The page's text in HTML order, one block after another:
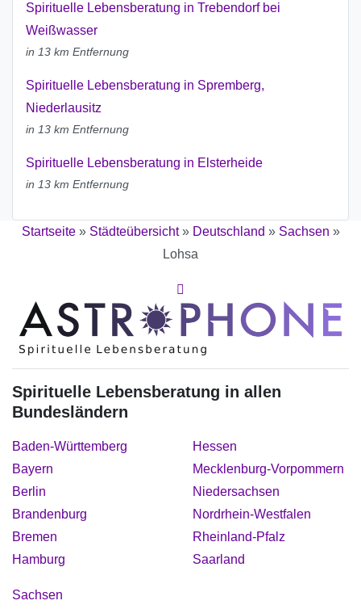
Spirituelle Lebensberatung in Trebendorf bei
Weißwasser
in 13 km Entfernung
Spirituelle Lebensberatung in Spremberg,
Niederlausitz
in 13 km Entfernung
Spirituelle Lebensberatung in Elsterheide
in 13 km Entfernung
Startseite» Städteübersicht» Deutschland » Sachsen »
Lohsa
Spirituelle Lebensberatung in allen
Bundesländern
Baden-Württemberg
Bayern
Berlin
Brandenburg
Bremen
Hamburg
Hessen
Mecklenburg-Vorpommern
Niedersachsen
Nordrhein-Westfalen
Rheinland-Pfalz
Saarland
Sachsen